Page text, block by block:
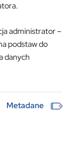
administrator –
podstaw do
danych
Metadane